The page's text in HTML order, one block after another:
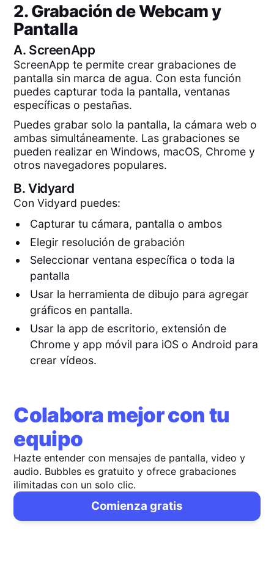
2. Grabación de Webcam y
Pantalla
A. ScreenApp
ScreenApp te permite crear grabaciones de
pantalla sin marca de agua. Con esta función
puedes capturar toda la pantalla, ventanas
específicas o pestañas.
Puedes grabar solo la pantalla, la cámara web o
ambas simultáneamente. Las grabaciones se
pueden realizar en Windows, macOS, Chrome y
otros navegadores populares.
B.Vidyard
Con Vidyard puedes:
Capturar tu cámara, pantalla o ambos
Elegir resolución de grabación
Seleccionar ventana específica o toda la
pantalla
Usar la herramienta de dibujo para agregar
gráficos en pantalla.
Usar la app de escritorio, extensión de
Chrome y app móvil para iOS o Android para
crear vídeos.
Colabora mejor con tu
equipo
Hazte entender con mensajes de pantalla, video y
audio. Bubbles es gratuito y ofrece grabaciones
ilimitadas con un solo clic.
Comienza gratis